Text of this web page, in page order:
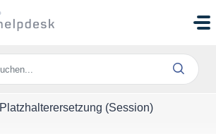
Platzhalterersetzung (Session)